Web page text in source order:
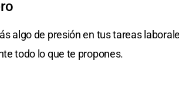
algo de presión en tus tareas
todo lo que te propones.